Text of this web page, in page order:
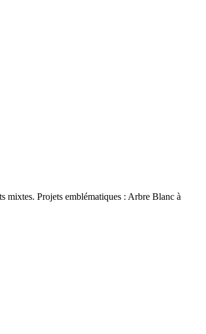
mixtes. Projets emblématiques : Arbre Blanc à